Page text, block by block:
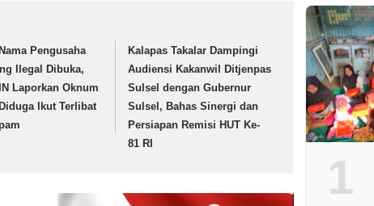
Pengusaha
Ilegal Dibuka,
Laporkan Oknum
Ikut Terlibat
Kalapas Takalar Dampingi
Audiensi Kakanwil Ditjenpas
Sulsel dengan Gubernur
Sulsel, Bahas Sinergi dan
Persiapan Remisi HUT Ke-
81 RI
1